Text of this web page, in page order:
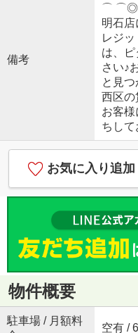
備考
⌒ ⌒◎)
明石店
レジ
は、
さい♪
と見
西区の
お客
ちし
お気に入り追加
物件概要
駐車場 / 月額料
空有 /